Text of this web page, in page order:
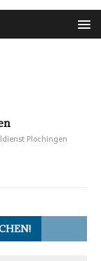
Plochingen